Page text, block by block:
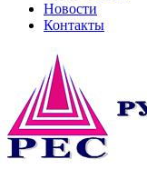
Новости
Контакты